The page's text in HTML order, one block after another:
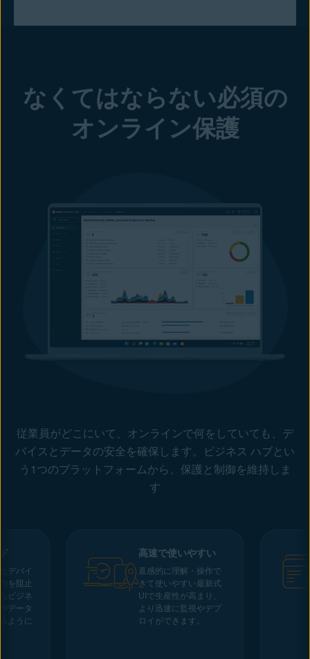
なくてはならない必須の
オンライン保護
従業員がどこにいて、オンラインで何をしていても、デ
バイスとデータの安全を確保します。ビジネス ハブとい
う1つのプラットフォームから、保護と制御を維持しま
す
デバイ
を阻止
ビジネ
データ
ように
高速で使いやすい
直感的に理解・操作で
きて使いやすい最新式
UIで生産性が高まり、
より迅速に監視やデプ
ロイができます。